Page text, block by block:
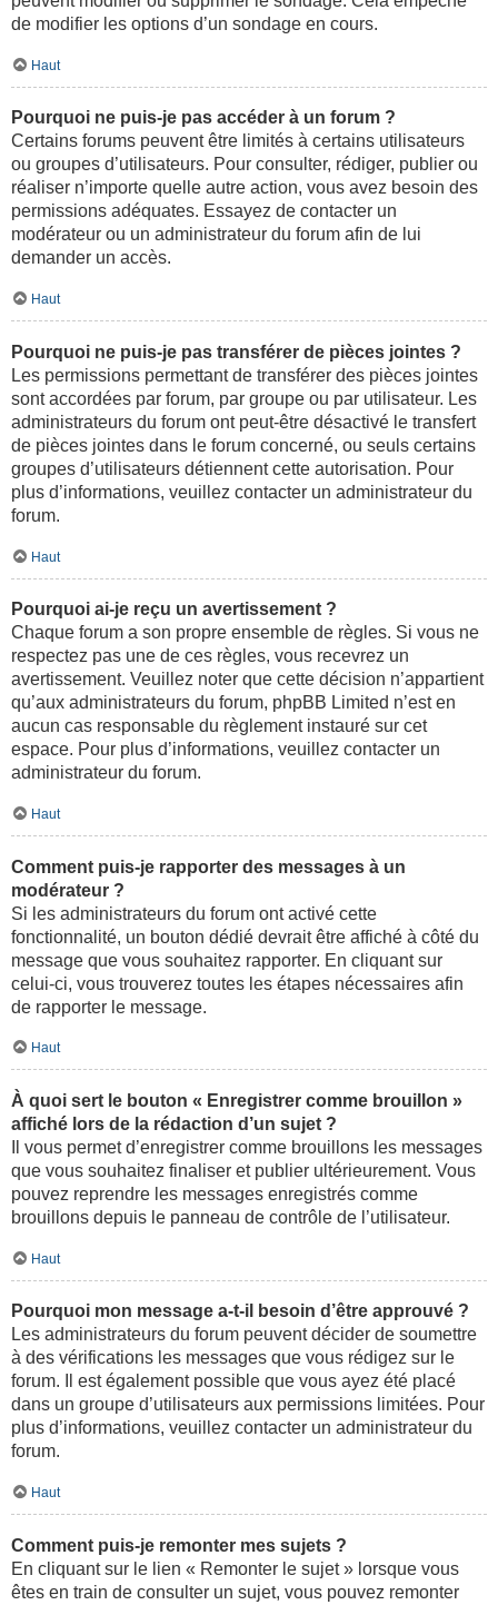
de modifier les options d’un sondage en cours.
Haut
Pourquoi ne puis-je pas accéder à un forum ?
Certains forums peuvent être limités à certains utilisateurs
ou groupes d’utilisateurs. Pour consulter, rédiger, publier ou
réaliser n’importe quelle autre action, vous avez besoin des
permissions adéquates. Essayez de contacter un
modérateur ou un administrateur du forum afin de lui
demander un accès.
Haut
Pourquoi ne puis-je pas transférer de pièces jointes ?
Les permissions permettant de transférer des pièces jointes
sont accordées par forum, par groupe ou par utilisateur. Les
administrateurs du forum ont peut-être désactivé le transfert
de pièces jointes dans le forum concerné, ou seuls certains
groupes d’utilisateurs détiennent cette autorisation. Pour
plus d’informations, veuillez contacter un administrateur du
forum.
Haut
Pourquoi ai-je reçu un avertissement ?
Chaque forum a son propre ensemble de règles. Si vous ne
respectez pas une de ces règles, vous recevrez un
avertissement. Veuillez noter que cette décision n’appartient
qu’aux administrateurs du forum, phpBB Limited n’est en
aucun cas responsable du règlement instauré sur cet
espace. Pour plus d’informations, veuillez contacter un
administrateur du forum.
Haut
Comment puis-je rapporter des messages à un
modérateur ?
Si les administrateurs du forum ont activé cette
fonctionnalité, un bouton dédié devrait être affiché à côté du
message que vous souhaitez rapporter. En cliquant sur
celui-ci, vous trouverez toutes les étapes nécessaires afin
de rapporter le message.
Haut
À quoi sert le bouton « Enregistrer comme brouillon »
affiché lors de la rédaction d’un sujet ?
Il vous permet d’enregistrer comme brouillons les messages
que vous souhaitez finaliser et publier ultérieurement. Vous
pouvez reprendre les messages enregistrés comme
brouillons depuis le panneau de contrôle de l’utilisateur.
Haut
Pourquoi mon message a-t-il besoin d’être approuvé ?
Les administrateurs du forum peuvent décider de soumettre
à des vérifications les messages que vous rédigez sur le
forum. Il est également possible que vous ayez été placé
dans un groupe d’utilisateurs aux permissions limitées. Pour
plus d’informations, veuillez contacter un administrateur du
forum.
Haut
Comment puis-je remonter mes sujets ?
En cliquant sur le lien « Remonter le sujet » lorsque vous
êtes en train de consulter un sujet, vous pouvez remonter